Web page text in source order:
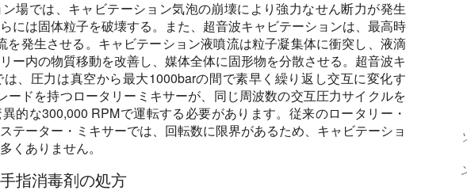
場では、キャビテーション気泡の崩壊により強力なせん断力が発生
には固体粒子を破壊する。また、超音波キャビテーションは、最高時
を発生させる。キャビテーション液噴流は粒子凝集体に衝突し、液滴
ー内の物質移動を改善し、媒体全体に固形物を分散させる。超音波キ
、圧力は真空から最大1000barの間で素早く繰り返し交互に変化す
ードを持つロータリーミキサーが、同じ周波数の交互圧力サイクルを
的な300,000 RPMで運転する必要があります。従来のロータリー・
テーター・ミキサーでは、回転数に限界があるため、キャビテーショ
くありません。
指消毒剤の処方